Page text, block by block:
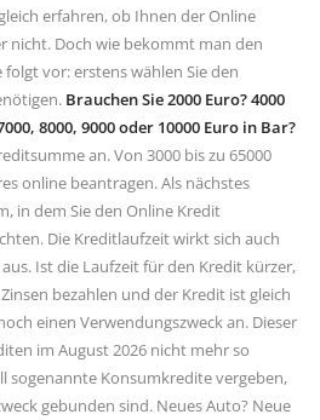
erfahren, ob Ihnen der Online
nicht. Doch wie bekommt man den
folgt vor: erstens wählen Sie den
Brauchen Sie 2000 Euro? 4000
8000, 9000 oder 10000 Euro in Bar?
an. Von 3000 bis zu 65000
online beantragen. Als nächstes
in dem Sie den Online Kredit
Die Kreditlaufzeit wirkt sich auch
Ist die Laufzeit für den Kredit kürzer,
bezahlen und der Kredit ist gleich
einen Verwendungszweck an. Dieser
im August 2026 nicht mehr so
sogenannte Konsumkredite vergeben,
gebunden sind. Neues Auto? Neue